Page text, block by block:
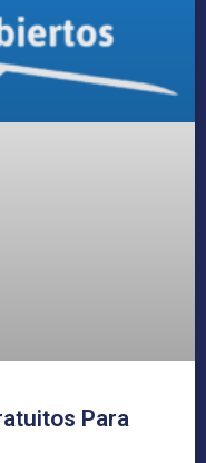
Para